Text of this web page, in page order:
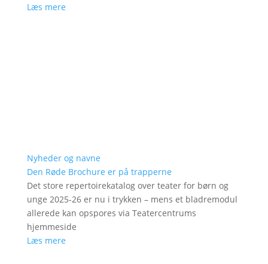
Læs mere
Nyheder og navne
Den Røde Brochure er på trapperne
Det store repertoirekatalog over teater for børn og
unge 2025-26 er nu i trykken – mens et bladremodul
allerede kan opspores via Teatercentrums
hjemmeside
Læs mere